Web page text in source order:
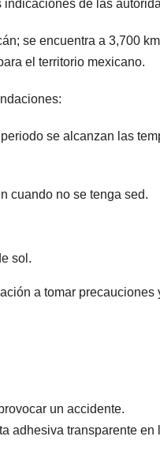
de las
se encuentra a 3,700
el territorio mexicano.
se alcanzan las
cuando no se tenga sed.
sol.
a tomar precauciones
un accidente.
adhesiva transparente en